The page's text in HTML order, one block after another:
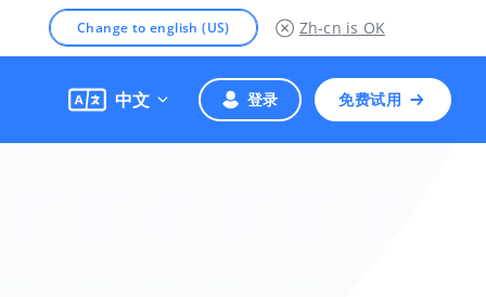
Change to english (US) Zh-cn is OK
中文 登录 免费试用